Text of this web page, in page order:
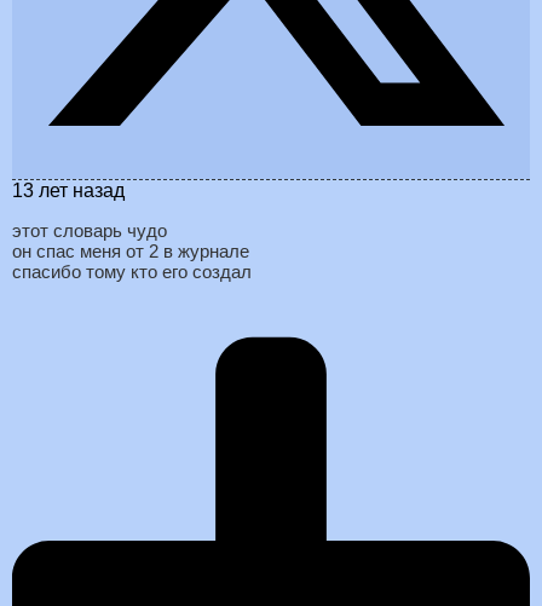
13 лет назад
этот словарь чудо
он спас меня от 2 в журнале
спасибо тому кто его создал